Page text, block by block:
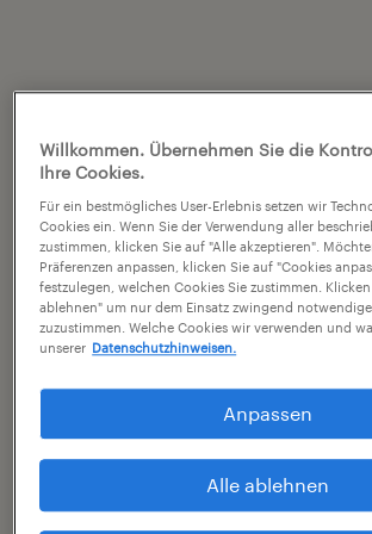
Willkommen. Übernehmen Sie die
Ihre Cookies.
Für ein bestmögliches User-Erlebnis setzen wir
Cookies ein. Wenn Sie der Verwendung aller
zustimmen, klicken Sie auf "Alle akzeptieren".
Präferenzen anpassen, klicken Sie auf "Cookies
festzulegen, welchen Cookies Sie zustimmen.
ablehnen" um nur dem Einsatz zwingend
zuzustimmen. Welche Cookies wir verwenden und
unserer Datenschutzhinweisen.
Anpassen
Alle ablehnen